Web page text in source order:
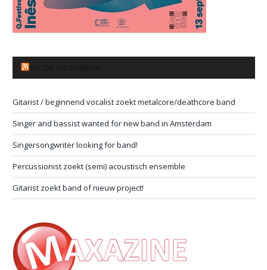
Gitarist / beginnend vocalist zoekt metalcore/deathcore band
Singer and bassist wanted for new band in Amsterdam
Singersongwriter looking for band!
Percussionist zoekt (semi) acoustisch ensemble
Gitarist zoekt band of nieuw project!